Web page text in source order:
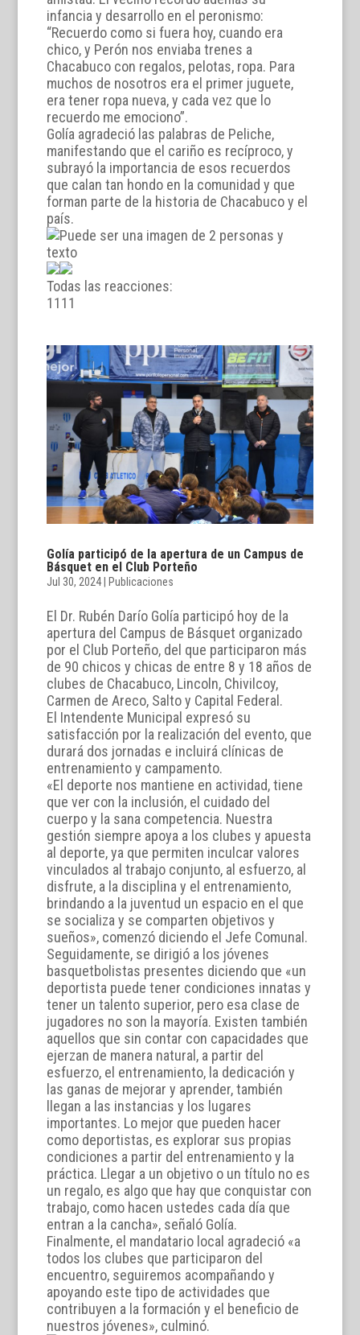
infancia y desarrollo en el peronismo:
“Recuerdo como si fuera hoy, cuando era
chico, y Perón nos enviaba trenes a
Chacabuco con regalos, pelotas, ropa. Para
muchos de nosotros era el primer juguete,
era tener ropa nueva, y cada vez que lo
recuerdo me emociono”.
Golía agradeció las palabras de Peliche,
manifestando que el cariño es recíproco, y
subrayó la importancia de esos recuerdos
que calan tan hondo en la comunidad y que
forman parte de la historia de Chacabuco y el
país.
Todas las reacciones:
1111
Golía participó de la apertura de un Campus de
Básquet en el Club Porteño
Jul 30, 2024| Publicaciones
El Dr. Rubén Darío Golía participó hoy de la
apertura del Campus de Básquet organizado
por el Club Porteño, del que participaron más
de 90 chicos y chicas de entre 8 y 18 años de
clubes de Chacabuco, Lincoln, Chivilcoy,
Carmen de Areco, Salto y Capital Federal.
El Intendente Municipal expresó su
satisfacción por la realización del evento, que
durará dos jornadas e incluirá clínicas de
entrenamiento y campamento.
«El deporte nos mantiene en actividad, tiene
que ver con la inclusión, el cuidado del
cuerpo y la sana competencia. Nuestra
gestión siempre apoya a los clubes y apuesta
al deporte, ya que permiten inculcar valores
vinculados al trabajo conjunto, al esfuerzo, al
disfrute, a la disciplina y el entrenamiento,
brindando a la juventud un espacio en el que
se socializa y se comparten objetivos y
sueños», comenzó diciendo el Jefe Comunal.
Seguidamente, se dirigió a los jóvenes
basquetbolistas presentes diciendo que «un
deportista puede tener condiciones innatas y
tener un talento superior, pero esa clase de
jugadores no son la mayoría. Existen también
aquellos que sin contar con capacidades que
ejerzan de manera natural, a partir del
esfuerzo, el entrenamiento, la dedicación y
las ganas de mejorar y aprender, también
llegan a las instancias y los lugares
importantes. Lo mejor que pueden hacer
como deportistas, es explorar sus propias
condiciones a partir del entrenamiento y la
práctica. Llegar a un objetivo o un título no es
un regalo, es algo que hay que conquistar con
trabajo, como hacen ustedes cada día que
entran a la cancha», señaló Golía.
Finalmente, el mandatario local agradeció «a
todos los clubes que participaron del
encuentro, seguiremos acompañando y
apoyando este tipo de actividades que
contribuyen a la formación y el beneficio de
nuestros jóvenes», culminó.